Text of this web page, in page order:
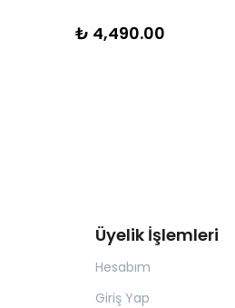
₺ 4,490.00
Üyelik İşlemleri
Hesabım
Giriş Yap